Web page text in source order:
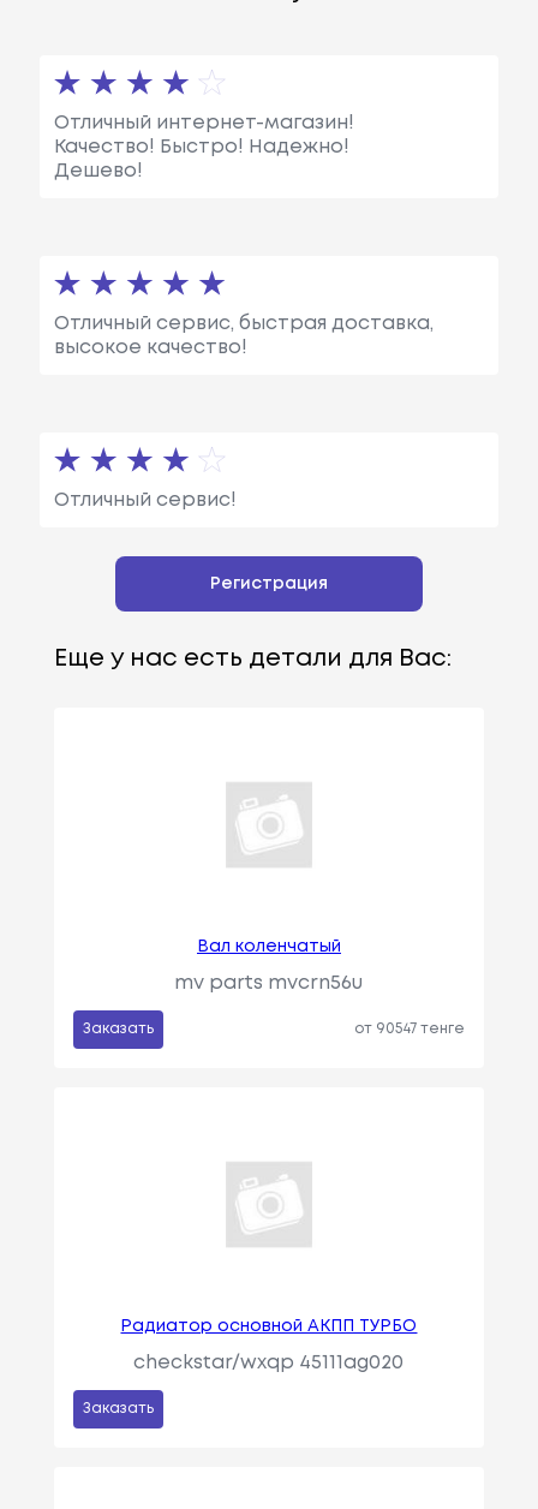
Отличный интернет-магазин!
Качество! Быстро! Надежно!
Дешево!
Отличный сервис, быстрая доставка,
высокое качество!
Отличный сервис!
Регистрация
Еще у нас есть детали для Вас:
Вал коленчатый
mv parts mvcrn56u
Заказать от 90547 тенге
Радиатор основной АКПП ТУРБО
checkstar/wxqp 45111ag020
Заказать